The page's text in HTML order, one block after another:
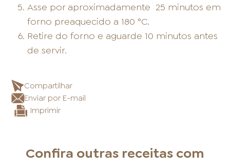
Asse por aproximadamente 25 minutos em
forno preaquecido a 180 °C.
Retire do forno e aguarde 10 minutos antes
de servir.
Compartilhar
Enviar por E-mail
Imprimir
Confira outras receitas com